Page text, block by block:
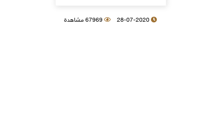
28-07-2020 67969 مشاهدة